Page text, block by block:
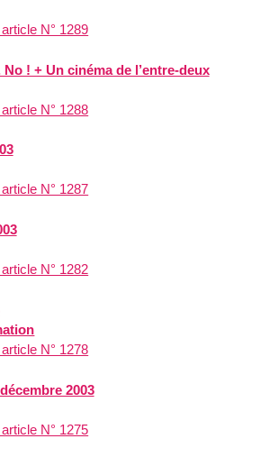
N° 1289
! + Un cinéma de l’entre-deux
N° 1288
N° 1287
N° 1282
N° 1278
2003
N° 1275